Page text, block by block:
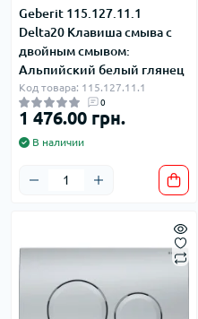
Geberit 115.127.11.1
Delta20 Клавиша смыва с
двойным смывом:
Альпийский белый глянец
Код товара: 115.127.11.1
0
1 476.00 грн.
В наличии